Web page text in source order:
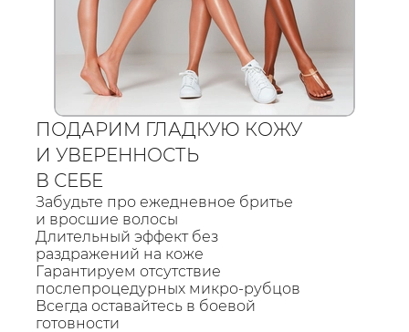
ПОДАРИМ ГЛАДКУЮ КОЖУ
И УВЕРЕННОСТЬ
В СЕБЕ
Забудьте про ежедневное бритье
и вросшие волосы
Длительный эффект без
раздражений на коже
Гарантируем отсутствие
послепроцедурных микро-рубцов
Всегда оставайтесь в боевой
готовности